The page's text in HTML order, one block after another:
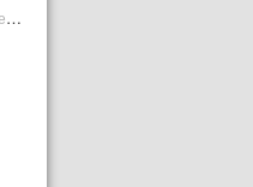
Зак Снайдер может вернуться к DC — режиссер общался с Warner Bros. (фото) | Plugged In Ru